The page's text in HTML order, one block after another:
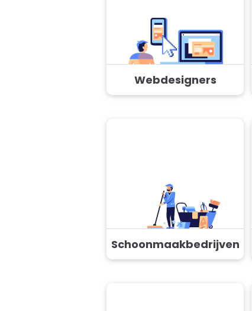
Webdesigners
Schoonmaakbedrijven